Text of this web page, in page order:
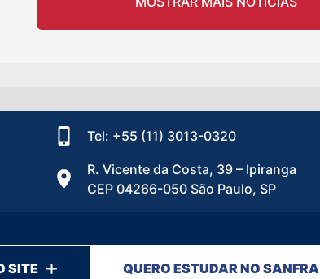
Tel: +55 (11) 3013-0320
R. Vicente da Costa, 39 – Ipiranga
CEP 04266-050 São Paulo, SP
SITE QUERO ESTUDAR NO SANFRA